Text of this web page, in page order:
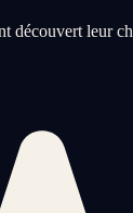
découvert leur